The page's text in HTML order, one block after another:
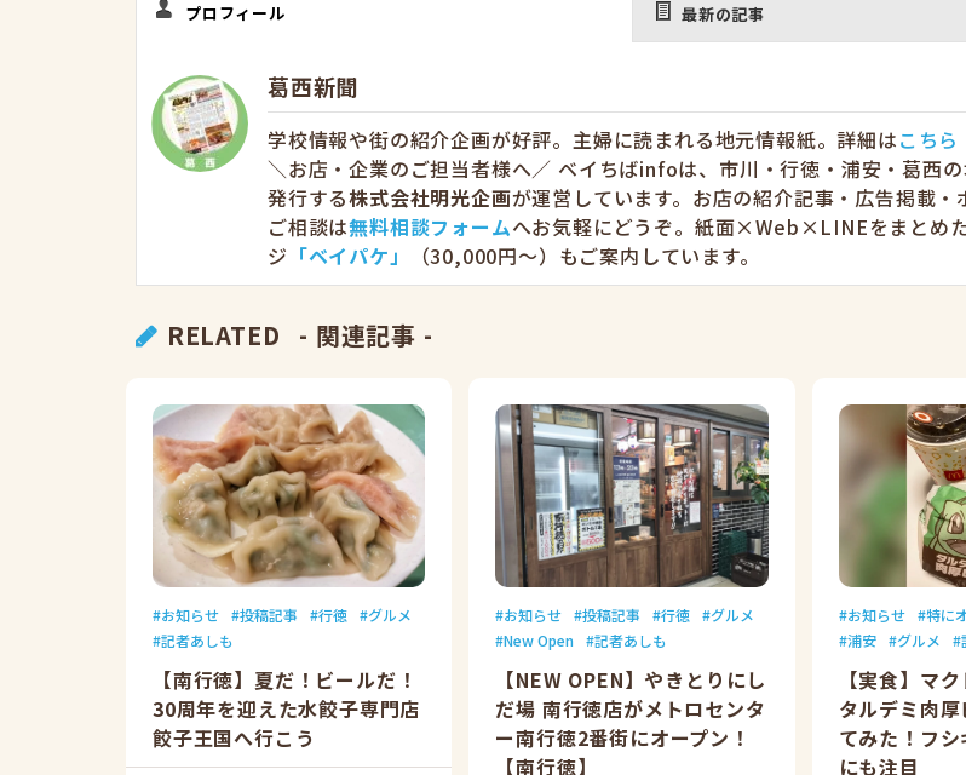
プロフィール 最新の記事
葛西新聞
学校情報や街の紹介企画が好評。主婦に読まれる地元情報紙。詳細はこちら
＼お店・企業のご担当者様へ／ ベイちばinfoは、市川・行徳・浦安・葛西
発行する株式会社明光企画が運営しています。お店の紹介記事・広告掲載・
ご相談は無料相談フォームへお気軽にどうぞ。紙面×Web×LINEをまとめ
ジ 「ベイパケ」 （30,000円〜）もご案内しています。
RELATED - 関連記事 -
お知らせ 投稿記事 行徳
グルメ
記者あしも
【南行徳】夏だ！ビールだ！
30周年を迎えた水餃子専門店
餃子王国へ行こう
お知らせ 投稿記事 行徳
グルメ
New Open
記者あしも
【NEW OPEN】やきとりにし
だ場 南行徳店がメトロセンタ
ー南行徳2番街にオープン！
【南行徳】
お知らせ 特に
浦安
グルメ
【実食】マ
タルデミ肉
てみた！フ
にも注目